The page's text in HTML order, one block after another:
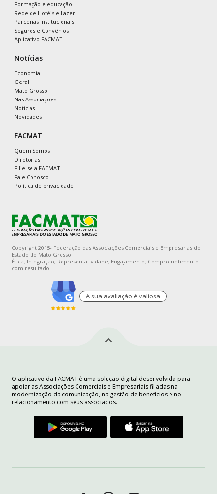
Formação e educação
Rede de Hotéis e Lazer
Parcerias Institucionais
Seguros e Convênios
Aplicativo FACMAT
Notícias
Economia
Geral
Mato Grosso
Nas Associações
Notícias
Novidades
FACMAT
Quem Somos
Diretorias
Filie-se a FACMAT
Fale Conosco
Política de privacidade
Copyright 2015- Federação das Associações Comerciais e Empresarias do
Estado do Mato Grosso
Ética, Integração, Representatividade, Engajamento, Comprometimento
com resultado.
A sua avaliaçào é valiosa
O aplicativo da FACMAT é uma solução digital desenvolvida para
apoiar as Associações Comerciais e Empresariais filiadas na
modernização da comunicação, na gestão de benefícios e no
relacionamento com seus associados.